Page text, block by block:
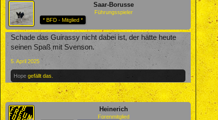
Saar-Borusse
Führungsspieler
* BFD - Mitglied *
Schade das Guirassy nicht dabei ist, der hätte heute
seinen Spaß mit Svenson.
5. April 2025
Hope gefällt das.
Heinerich
Forenmitglied